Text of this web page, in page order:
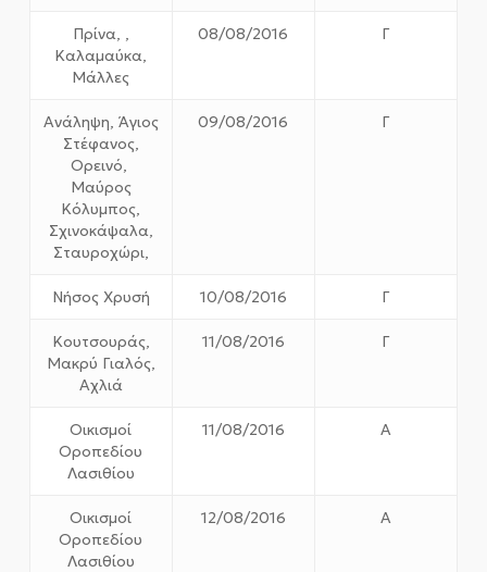
Πρίνα, ,
Καλαμαύκα,
Μάλλες
08/08/2016 Γ
Ανάληψη, Άγιος
Στέφανος,
Ορεινό,
Μαύρος
Κόλυμπος,
Σχινοκάψαλα,
Σταυροχώρι,
09/08/2016 Γ
Νήσος Χρυσή 10/08/2016 Γ
Κουτσουράς,
Μακρύ Γιαλός,
Αχλιά
11/08/2016 Γ
Οικισμοί
Οροπεδίου
Λασιθίου
11/08/2016 Α
Οικισμοί
Οροπεδίου
Λασιθίου
12/08/2016 Α